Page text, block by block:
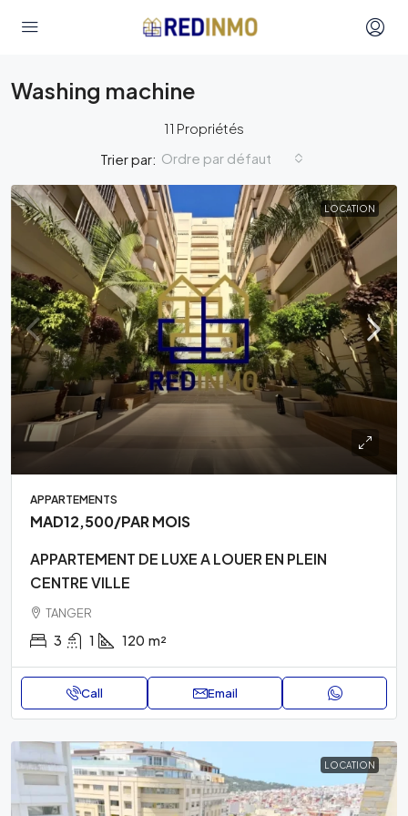
Washing machine
11 Propriétés
Trier par: Ordre par défaut
LOCATION
APPARTEMENTS
MAD12,500/PAR MOIS
APPARTEMENT DE LUXE A LOUER EN PLEIN
CENTRE VILLE
TANGER
3 1 120 m²
Call Email
LOCATION